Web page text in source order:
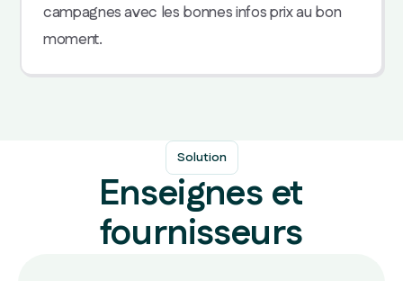
campagnes avec les bonnes infos prix au bon
moment.
Solution
Enseignes et
fournisseurs